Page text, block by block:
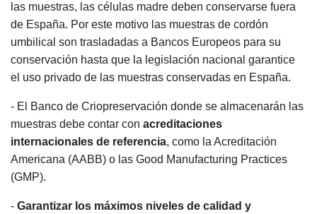
las muestras, las células madre deben conservarse fuera
de España. Por este motivo las muestras de cordón
umbilical son trasladadas a Bancos Europeos para su
conservación hasta que la legislación nacional garantice
el uso privado de las muestras conservadas en España.
- El Banco de Criopreservación donde se almacenarán las
muestras debe contar con acreditaciones
internacionales de referencia, como la Acreditación
Americana (AABB) o las Good Manufacturing Practices
(GMP).
- Garantizar los máximos niveles de calidad y